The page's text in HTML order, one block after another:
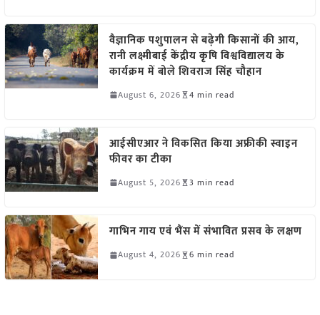
वैज्ञानिक पशुपालन से बढ़ेगी किसानों की आय,
रानी लक्ष्मीबाई केंद्रीय कृषि विश्वविद्यालय के
कार्यक्रम में बोले शिवराज सिंह चौहान
August 6, 2026 4 min read
आईसीएआर ने विकसित किया अफ्रीकी स्वाइन
फीवर का टीका
August 5, 2026 3 min read
गाभिन गाय एवं भैंस में संभावित प्रसव के लक्षण
August 4, 2026 6 min read